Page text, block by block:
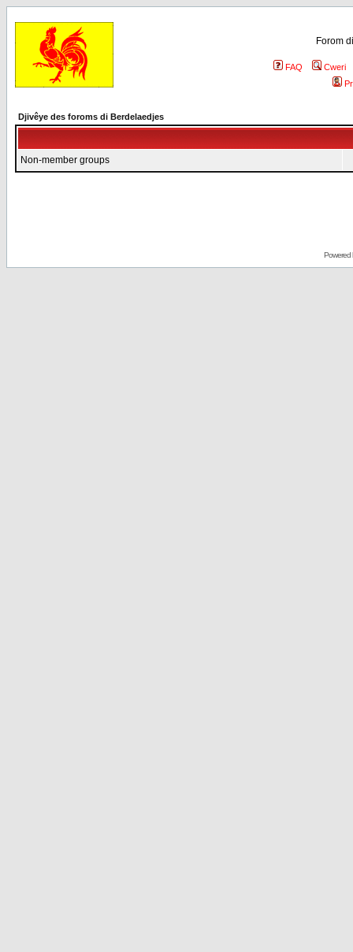
Forom
FAQ
Cweri
Djivêye des foroms di Berdelaedjes
Non-member groups
Powered